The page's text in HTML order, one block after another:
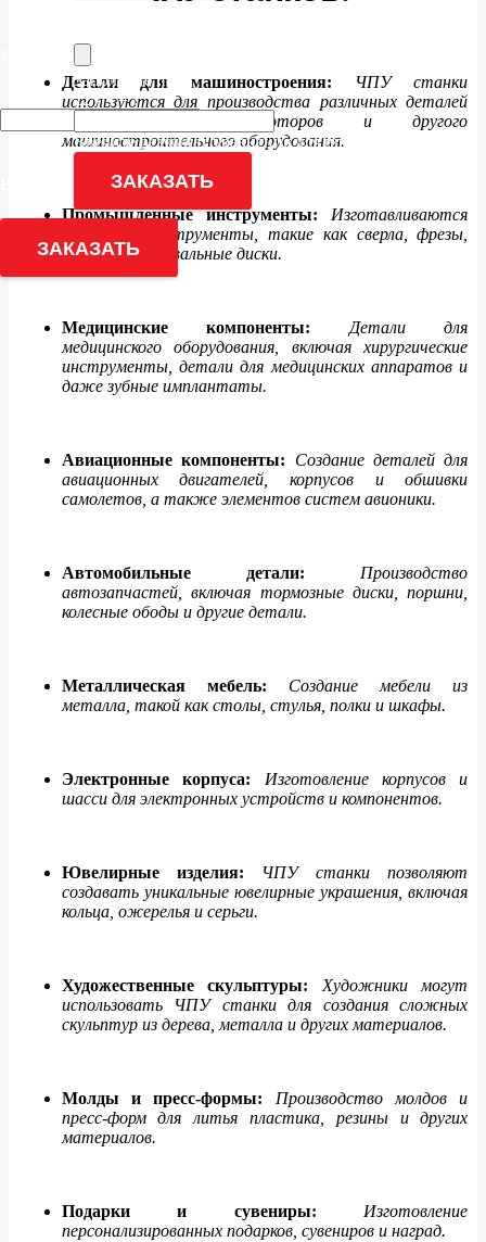
Введите результат уравнения для продолжения
ЗАКАЗАТЬ
Заполните поле
22 - 5 = ?
Введите результат уравнения для продолжения
ЗАКАЗАТЬ
Детали для машиностроения:
ЧПУ станки
используются для производства различных деталей
для механизмов, моторов и другого
машиностроительного оборудования.
Промышленные инструменты:
Изготавливаются
различные инструменты, такие как сверла, фрезы,
резцы и шлифовальные диски.
Медицинские компоненты:
Детали для
медицинского оборудования, включая хирургические
инструменты, детали для медицинских аппаратов и
даже зубные имплантаты.
Авиационные компоненты:
Создание деталей для
авиационных двигателей, корпусов и обшивки
самолетов, а также элементов систем авионики.
Автомобильные детали:
Производство
автозапчастей, включая тормозные диски, поршни,
колесные ободы и другие детали.
Металлическая мебель:
Создание мебели из
металла, такой как столы, стулья, полки и шкафы.
Электронные корпуса:
Изготовление корпусов и
шасси для электронных устройств и компонентов.
Ювелирные изделия:
ЧПУ станки позволяют
создавать уникальные ювелирные украшения, включая
кольца, ожерелья и серьги.
Художественные скульптуры:
Художники могут
использовать ЧПУ станки для создания сложных
скульптур из дерева, металла и других материалов.
Молды и пресс-формы:
Производство молдов и
пресс-форм для литья пластика, резины и других
материалов.
Подарки и сувениры:
Изготовление
персонализированных подарков, сувениров и наград.